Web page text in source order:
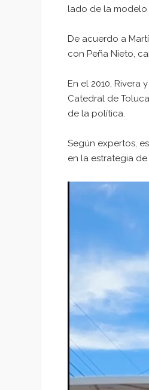
lado de la modelo
De acuerdo a
con Peña Nieto,
En el 2010,
Catedral de
de la política.
Según expertos,
en la estrategia
Reproductor